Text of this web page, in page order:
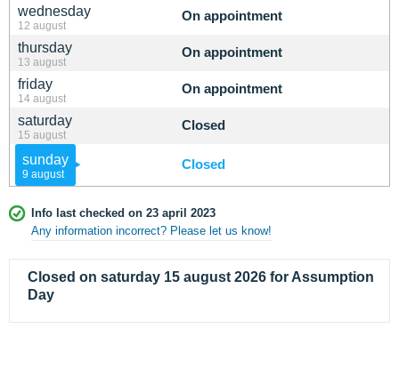
wednesday
12 august
On appointment
thursday
13 august
On appointment
friday
14 august
On appointment
saturday
15 august
Closed
sunday
9 august
Closed
Info last checked on 23 april 2023
Any information incorrect? Please let us know!
Closed on saturday 15 august 2026 for Assumption
Day